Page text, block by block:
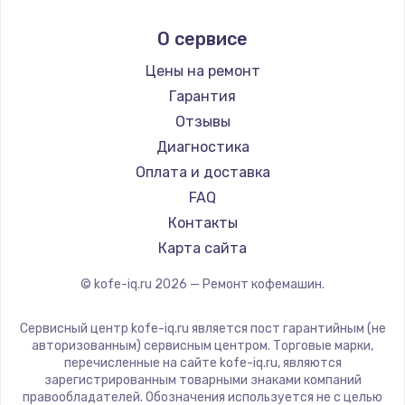
Ремонт микросхемы управления
от 1100 руб.
Заказать
Замена микросхемы питания
от 1100 руб.
Заказать
Ремонт NFC модуля
от 880 руб.
Ремонт микросхемы NFC
от 1100 руб.
Ремонт кофемашин RED solution
Ремонт кофемашин Bravilor Bonamat
Ремонт кофемашин Vard
Ремонт кофемашин Tuvio
Ремонт кофемашин Carrera
Ремонт кофемашин Supra
Jura
Olympia
Saeco
La Cimbali
WMF
Yamaguchi
Nivona
Astoria
JVC
ROCKET MOZZAFIATO
Vivitek
Thomson
Hisense
О сервисе
Цены на ремонт
Гарантия
Отзывы
Диагностика
Оплата и доставка
FAQ
Контакты
Карта сайта
© kofe-iq.ru 2026 — Ремонт кофемашин.
Сервисный центр kofe-iq.ru является пост гарантийным (не
авторизованным) сервисным центром. Торговые марки,
перечисленные на сайте kofe-iq.ru, являются
зарегистрированным товарными знаками компаний
правообладателей. Обозначения используется не с целью